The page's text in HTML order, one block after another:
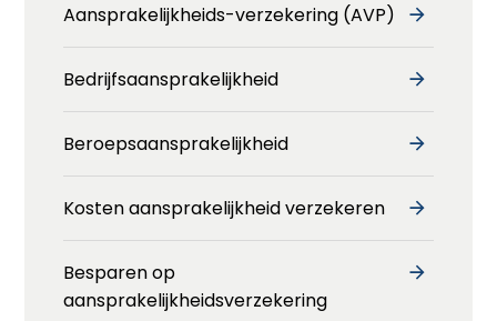
Aansprakelijkheids-verzekering (AVP)
Bedrijfsaansprakelijkheid
Beroepsaansprakelijkheid
Kosten aansprakelijkheid verzekeren
Besparen op
aansprakelijkheidsverzekering